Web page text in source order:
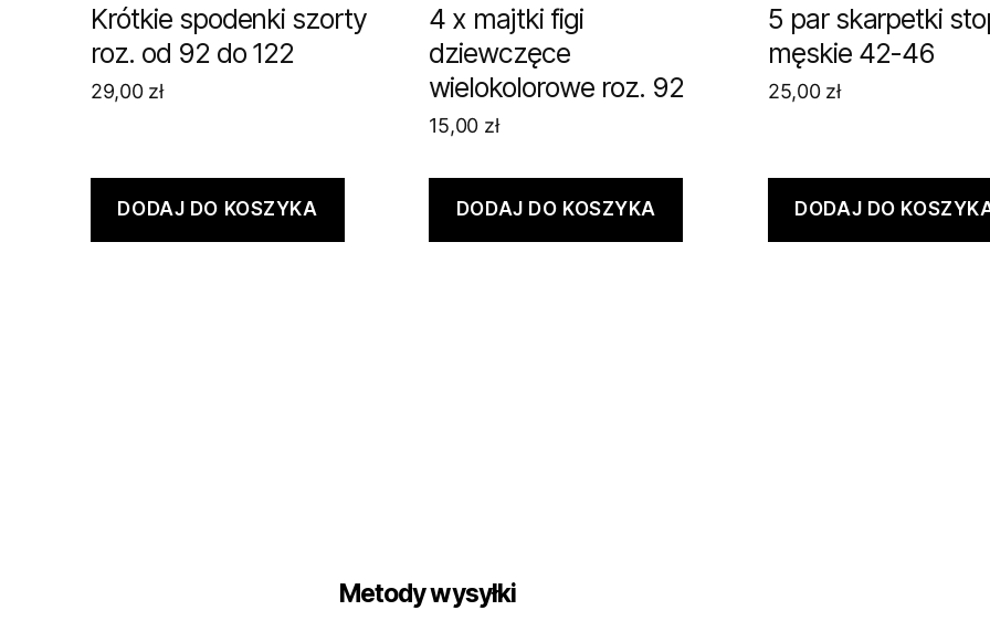
Krótkie spodenki szorty
roz. od 92 do 122
29,00 zł
DODAJ DO KOSZYKA
4 x majtki figi
dziewczęce
wielokolorowe roz. 92
15,00 zł
DODAJ DO KOSZYKA
5 par skarpetki
męskie 42-46
25,00 zł
DODAJ DO
Metody wysyłki